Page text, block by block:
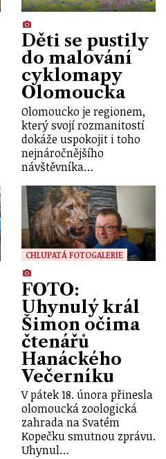
Děti se pustily
do malování
cyklomapy
Olomoucka
Olomoucko je regionem,
který svojí rozmanitostí
dokáže uspokojit i toho
nejnáročnějšího
návštěvníka…
CHLUPATÁ FOTOGALERIE
FOTO:
Uhynulý král
Šimon očima
čtenářů
Hanáckého
Večerníku
V pátek 18. února přinesla
olomoucká zoologická
zahrada na Svatém
Kopečku smutnou zprávu.
Uhynul…